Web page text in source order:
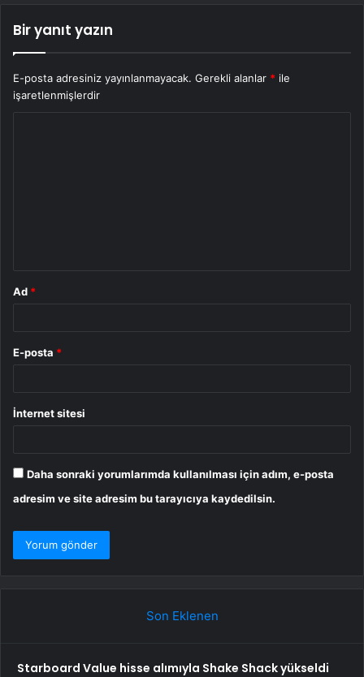
Bir yanıt yazın
E-posta adresiniz yayınlanmayacak. Gerekli alanlar * ile
işaretlenmişlerdir
Ad *
E-posta *
İnternet sitesi
Daha sonraki yorumlarımda kullanılması için adım, e-posta
adresim ve site adresim bu tarayıcıya kaydedilsin.
Son Eklenen
Starboard Value hisse alımıyla Shake Shack yükseldi